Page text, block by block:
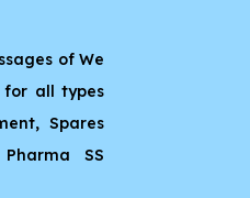
of We
for all types
Spares
SS